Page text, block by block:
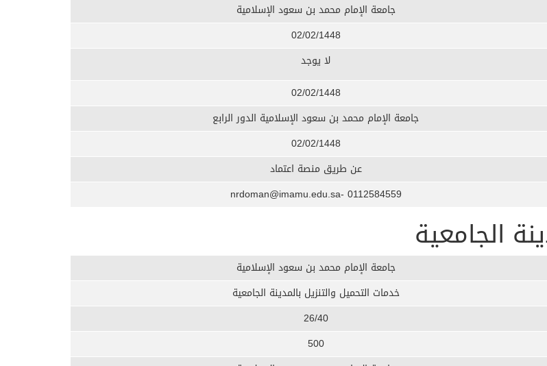
جامعة الإمام محمد بن سعود الإسلامية
02/02/1448
​لا يوجد
02/02/1448
جامعة الإمام محمد بن سعود الإسلامية الدور الرابع
02/02/1448
عن طريق منصة اعتماد
0112584559 -nrdoman@imamu.edu.sa
الجامعية
جامعة الإمام محمد بن سعود الإسلامية
خدمات التحميل والتنزيل بالمدينة الجامعية
26/40
500